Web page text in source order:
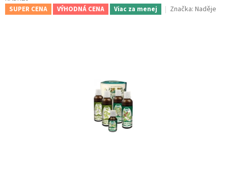
SUPER CENA VÝHODNÁ CENA Viac za menej Značka: Naděje